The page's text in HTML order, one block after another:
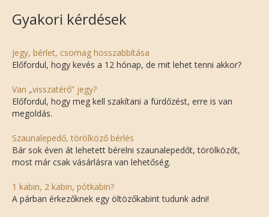
Gyakori kérdések
Jegy, bérlet, csomag hosszabbítása
Előfordul, hogy kevés a 12 hónap, de mit lehet tenni akkor?
Van „visszatérő” jegy?
Előfordul, hogy meg kell szakítani a fürdőzést, erre is van
megoldás.
Szaunalepedő, törölköző bérlés
Bár sok éven át lehetett bérelni szaunalepedőt, törölközőt,
most már csak vásárlásra van lehetőség.
1 kabin, 2 kabin, pótkabin?
A párban érkezőknek egy öltözőkabint tudunk adni!